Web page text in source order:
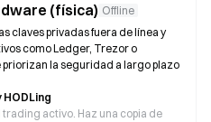
(física) Offline
claves privadas fuera de línea y
como Ledger, Trezor o
la seguridad a largo plazo
activo. Haz una copia de